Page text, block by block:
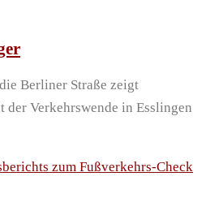
Berliner Straße zeigt
Verkehrswende in Esslingen